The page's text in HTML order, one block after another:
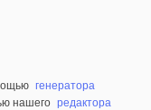
генератора
нашего редактора